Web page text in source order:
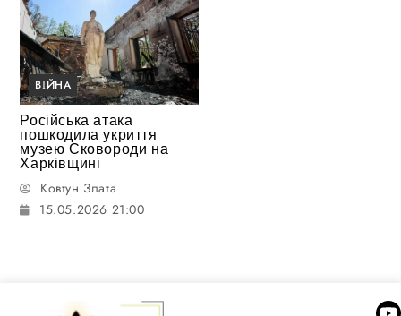
ВІЙНА
Російська атака
пошкодила укриття
музею Сковороди на
Харківщині
Ковтун Злата
15.05.2026 21:00